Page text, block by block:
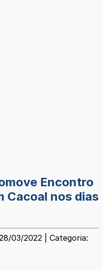
Encontro
Cacoal nos dias
03/2022 | Categoria: